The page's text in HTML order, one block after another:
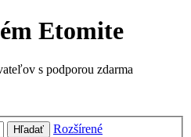
Etomite
s podporou zdarma
Hľadať
Rozšírené